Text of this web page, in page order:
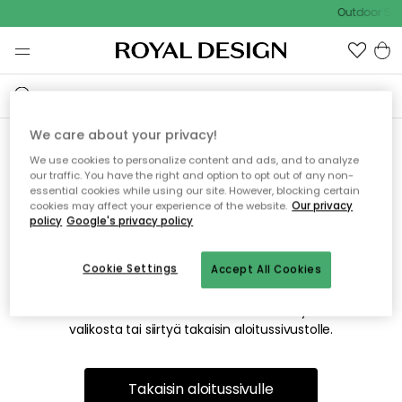
Outdoor
Emme valitettavasti löydä
etsimääsi sivua
Tämä voi johtua siitä, että sivua ei enää ole tai siitä, että se
on siirretty muualle. Pahoittelemme tästä mahdollisesti
valikosta tai siirtyä takaisin aloitussivustolle.
Takaisin aloitussivulle
We care about your privacy!
We use cookies to personalize content and ads, and to analyze
our traffic. You have the right and option to opt out of any non-
essential cookies while using our site. However, blocking certain
cookies may affect your experience of the website. Our privacy
policy Google's privacy policy
Accept All Cookies
Cookie Settings